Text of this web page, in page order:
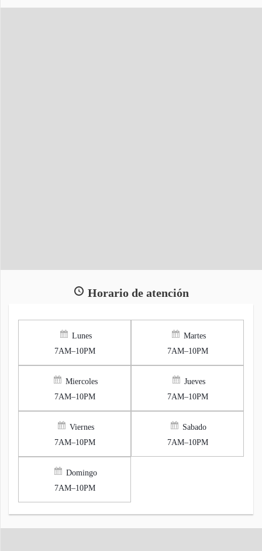
Horario de atención
Lunes
7AM–10PM
Martes
7AM–10PM
Miercoles
7AM–10PM
Jueves
7AM–10PM
Viernes
7AM–10PM
Sabado
7AM–10PM
Domingo
7AM–10PM